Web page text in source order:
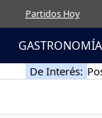
Partidos Hoy
GASTRONOMÍA
De Interés: